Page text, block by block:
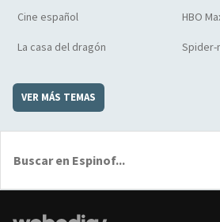
Cine español HBO
La casa del dragón Spider-
VER MÁS TEMAS